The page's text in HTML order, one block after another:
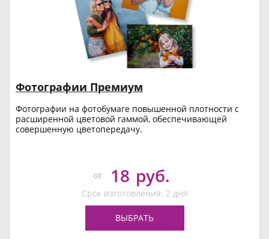
Фотографии Премиум
Фотографии на фотобумаге повышенной плотности с
расширенной цветовой гаммой, обеспечивающей
совершенную цветопередачу.
от 18 руб.
Срок изготовления: 2 дня
ВЫБРАТЬ